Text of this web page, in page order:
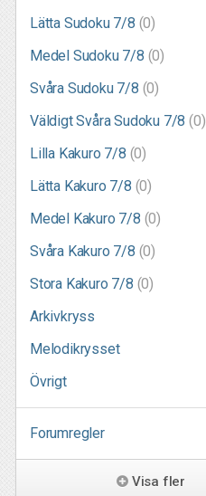
Lätta Sudoku 7/8 (0)
Medel Sudoku 7/8 (0)
Svåra Sudoku 7/8 (0)
Väldigt Svåra Sudoku 7/8(0)
Lilla Kakuro 7/8 (0)
Lätta Kakuro 7/8 (0)
Medel Kakuro 7/8 (0)
Svåra Kakuro 7/8 (0)
Stora Kakuro 7/8 (0)
Arkivkryss
Melodikrysset
Övrigt
Forumregler
Visa fler